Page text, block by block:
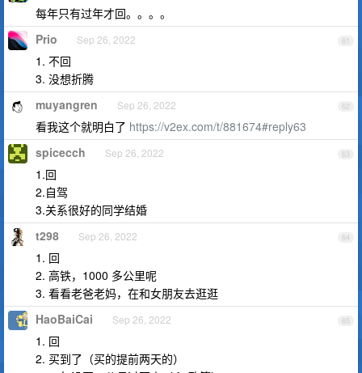
每年只有过年才回。。。。
61
Prio Sep 26, 2022
1. 不回
3. 没想折腾
62
muyangren Sep 26, 2022
看我这个就明白了 https://v2ex.com/t/881674#reply63
63
spicecch Sep 26, 2022
1.回
2.自驾
3.关系很好的同学结婚
64
t298 Sep 26, 2022
1. 回
2. 高铁，1000 多公里呢
3. 看看老爸老妈，在和女朋友去逛逛
65
HaoBaiCai Sep 26, 2022
1. 回
2. 买到了（买的提前两天的）